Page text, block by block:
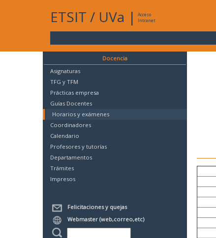
ETSIT / UVa |
Acceso
Intranet
Docencia
Asignaturas
TFG y TFM
Prácticas empresa
Guías Docentes
Horarios y exámenes
Coordinadores
Calendario
Profesores y tutorías
Departamentos
Trámites
Impresos
Felicitaciones y quejas
Webmaster (web,correo,etc)